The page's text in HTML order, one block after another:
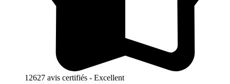
12627 avis certifiés - Excellent